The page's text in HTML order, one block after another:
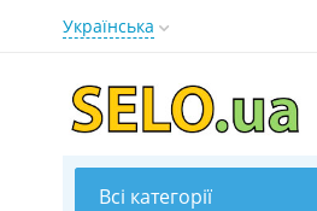
Українська
Всі категорії